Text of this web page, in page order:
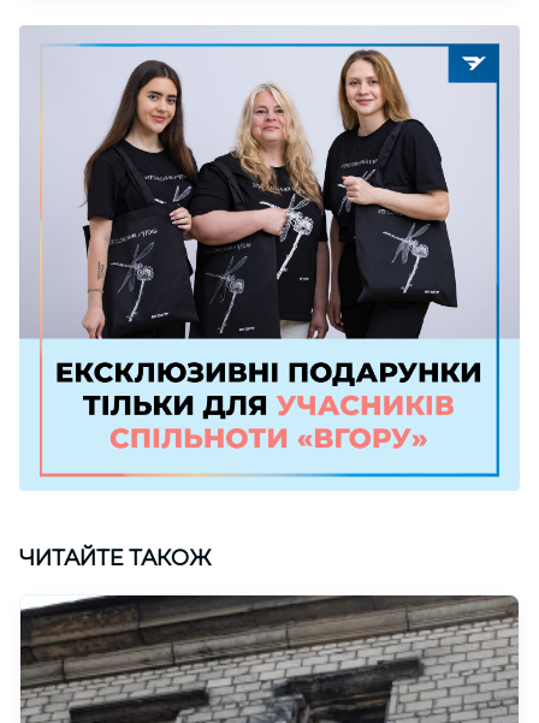
ЧИТАЙТЕ ТАКОЖ